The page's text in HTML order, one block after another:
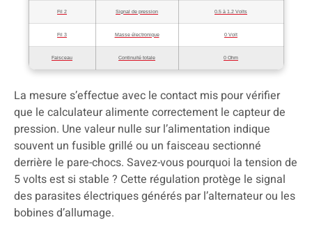
Fil 2 Signal de pression 0.5 à 1.2 Volts
Fil 3 Masse électronique 0 Volt
Faisceau Continuité totale 0 Ohm
La mesure s’effectue avec le contact mis pour vérifier
que le calculateur alimente correctement le capteur de
pression. Une valeur nulle sur l’alimentation indique
souvent un fusible grillé ou un faisceau sectionné
derrière le pare-chocs. Savez-vous pourquoi la tension de
5 volts est si stable ? Cette régulation protège le signal
des parasites électriques générés par l’alternateur ou les
bobines d’allumage.